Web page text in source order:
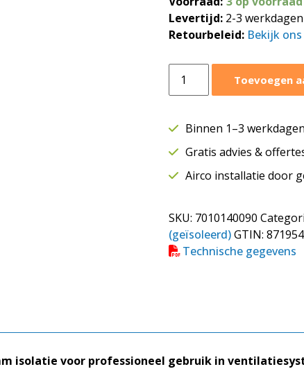
Levertijd: 2-3 werkdagen
Retourbeleid: Bekijk
thermoduct
Ø400
|
90°
mm
aantal
Toevoegen
Binnen 1–3
Gratis advies &
Airco installatie door
SKU: 7010140090
(geïsoleerd)GTIN:
Technische gegevens
isolatie voor professioneel gebruik in